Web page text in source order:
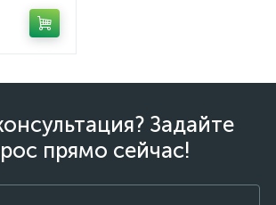
Задайте
прямо сейчас!